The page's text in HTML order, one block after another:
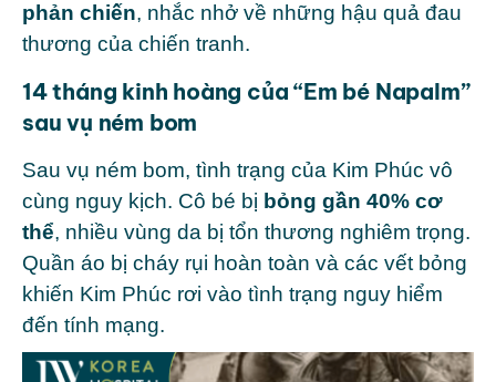
phản chiến, nhắc nhở về những hậu quả đau
thương của chiến tranh.
14 tháng kinh hoàng của “Em bé Napalm”
sau vụ ném bom
Sau vụ ném bom, tình trạng của Kim Phúc vô
cùng nguy kịch. Cô bé bị bỏng gần 40% cơ
thể, nhiều vùng da bị tổn thương nghiêm trọng.
Quần áo bị cháy rụi hoàn toàn và các vết bỏng
khiến Kim Phúc rơi vào tình trạng nguy hiểm
đến tính mạng.